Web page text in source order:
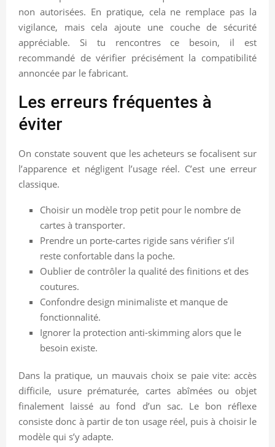
non autorisées. En pratique, cela ne remplace pas la
vigilance, mais cela ajoute une couche de sécurité
appréciable. Si tu rencontres ce besoin, il est
recommandé de vérifier précisément la compatibilité
annoncée par le fabricant.
Les erreurs fréquentes à
éviter
On constate souvent que les acheteurs se focalisent sur
l’apparence et négligent l’usage réel. C’est une erreur
classique.
Choisir un modèle trop petit pour le nombre de
cartes à transporter.
Prendre un porte-cartes rigide sans vérifier s’il
reste confortable dans la poche.
Oublier de contrôler la qualité des finitions et des
coutures.
Confondre design minimaliste et manque de
fonctionnalité.
Ignorer la protection anti-skimming alors que le
besoin existe.
Dans la pratique, un mauvais choix se paie vite: accès
difficile, usure prématurée, cartes abîmées ou objet
finalement laissé au fond d’un sac. Le bon réflexe
consiste donc à partir de ton usage réel, puis à choisir le
modèle qui s’y adapte.